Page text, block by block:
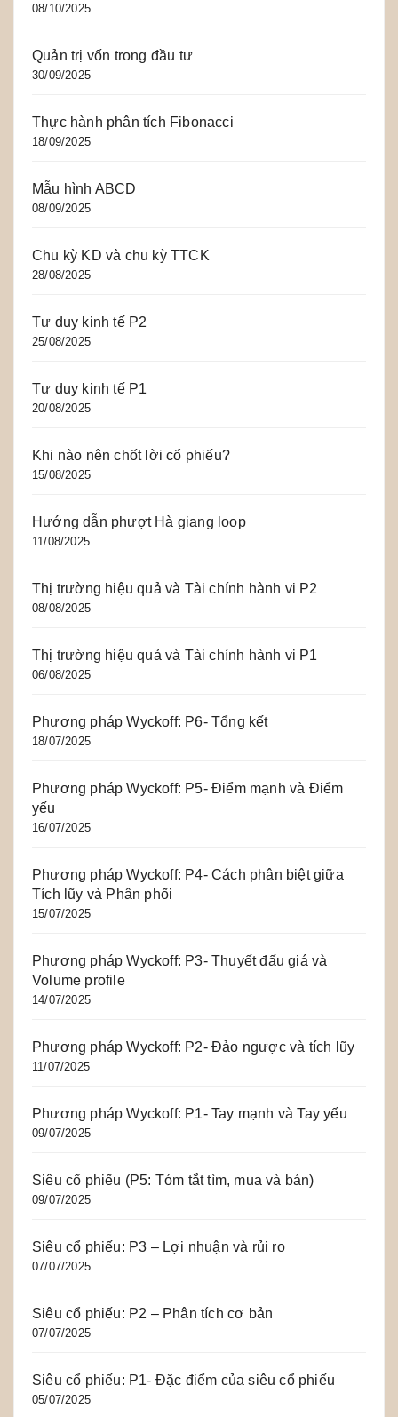
08/10/2025
Quản trị vốn trong đầu tư
30/09/2025
Thực hành phân tích Fibonacci
18/09/2025
Mẫu hình ABCD
08/09/2025
Chu kỳ KD và chu kỳ TTCK
28/08/2025
Tư duy kinh tế P2
25/08/2025
Tư duy kinh tế P1
20/08/2025
Khi nào nên chốt lời cổ phiếu?
15/08/2025
Hướng dẫn phượt Hà giang loop
11/08/2025
Thị trường hiệu quả và Tài chính hành vi P2
08/08/2025
Thị trường hiệu quả và Tài chính hành vi P1
06/08/2025
Phương pháp Wyckoff: P6- Tổng kết
18/07/2025
Phương pháp Wyckoff: P5- Điểm mạnh và Điểm
yếu
16/07/2025
Phương pháp Wyckoff: P4- Cách phân biệt giữa
Tích lũy và Phân phối
15/07/2025
Phương pháp Wyckoff: P3- Thuyết đấu giá và
Volume profile
14/07/2025
Phương pháp Wyckoff: P2- Đảo ngược và tích lũy
11/07/2025
Phương pháp Wyckoff: P1- Tay mạnh và Tay yếu
09/07/2025
Siêu cổ phiếu (P5: Tóm tắt tìm, mua và bán)
09/07/2025
Siêu cổ phiếu: P3 – Lợi nhuận và rủi ro
07/07/2025
Siêu cổ phiếu: P2 – Phân tích cơ bản
07/07/2025
Siêu cổ phiếu: P1- Đặc điểm của siêu cổ phiếu
05/07/2025